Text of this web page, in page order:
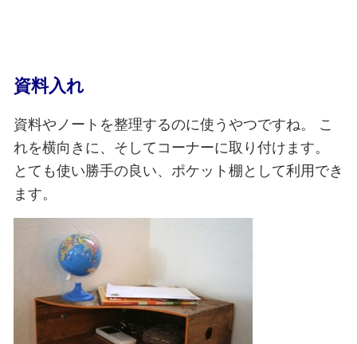
資料入れ
資料やノートを整理するのに使うやつですね。
こ
れを横向きに、そしてコーナーに取り付けます。
とても使い勝手の良い、ポケット棚として利用でき
ます。